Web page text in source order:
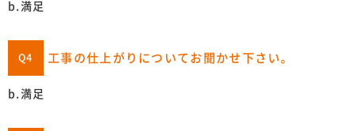
b.満足
Q4 工事の仕上がりについてお聞かせ下さい。
b.満足